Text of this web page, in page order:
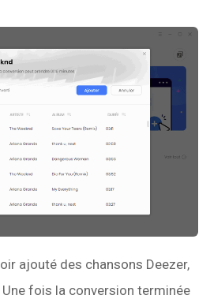
ajouté des chansons Deezer,
Une fois la conversion terminée